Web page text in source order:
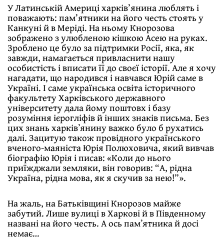
У Латинській Америці харків’янина люблять і
поважають: пам’ятники на його честь стоять у
Канкуні й в Меріді. На ньому Кнорозова
зображено з улюбленою кішкою Асею на руках.
Зроблено це було за підтримки Росії, яка, як
завжди, намагається привласнити нашу
особистість і вписати її до своєї історії. Але я хочу
нагадати, що народився і навчався Юрій саме в
Україні. І саме українська освіта історичного
факультету Харківського державного
університету дала йому поштовх і базу
розуміння ієрогліфів й інших знаків письма. Без
цих знань харківʼянину важко було б рухатись
далі. Зацитую також провідного українського
вченого-маяніста Юрія Полюховича, який вивчав
біографію Юрія і писав: «Коли до нього
приїжджали земляки, він говорив: “А, рідна
Україна, рідна мова, як я скучив за нею!”».
На жаль, на Батьківщині Кнорозов майже
забутий. Лише вулиці в Харкові й в Південному
названі на його честь. А ось памʼятника й досі
немає…